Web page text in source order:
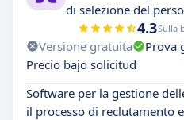
di selezione del
4.3Sulla
Versione gratuita Prova
Precio bajo solicitud
Software per la gestione
il processo di reclutamento